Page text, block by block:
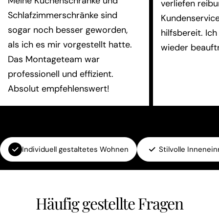
Schlafzimmerschränke sind
sogar noch besser geworden,
als ich es mir vorgestellt hatte.
Das Montageteam war
professionell und effizient.
Absolut empfehlenswert!
verliefen
hilfsbereit.
wieder
Individuell gestaltetes Wohnen Stilvolle
Häufig gestellte Fragen